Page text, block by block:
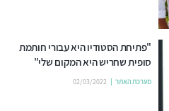
"פתיחת הסטודיו היא עבורי חותמת
סופית שחריש היא המקום שלי"
מערכת האתר 02/03/2022